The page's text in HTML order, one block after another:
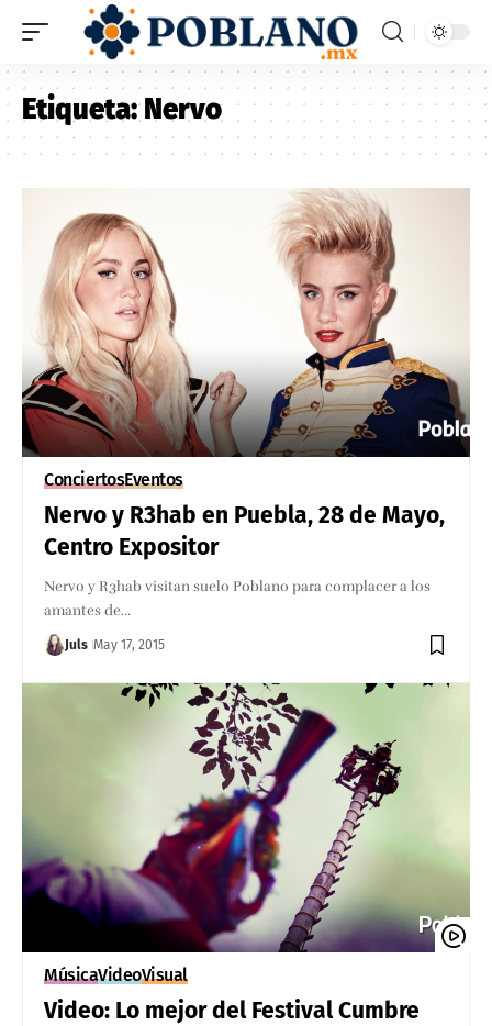
Etiqueta:Nervo
ConciertosEventos
Nervo y R3hab en Puebla, 28 de Mayo,
Centro Expositor
Nervo y R3hab visitan suelo Poblano para complacer a los
amantes de…
Juls May 17, 2015
MúsicaVideoVisual
Video: Lo mejor del Festival Cumbre